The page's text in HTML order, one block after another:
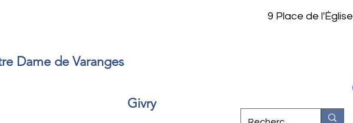
Dame de Varanges
Givry
9 Place de l'Église